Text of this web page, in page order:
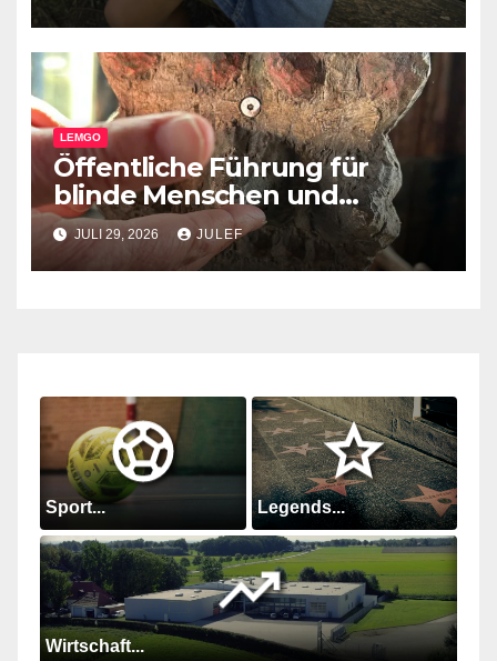
besondere Waldrallye
LEMGO
Öffentliche Führung für
blinde Menschen und
Menschen mit
Sehbeeinträchtigungen im
Junkerhaus
JULI 29, 2026 JULEF
Sport... Legends...
Wirtschaft...